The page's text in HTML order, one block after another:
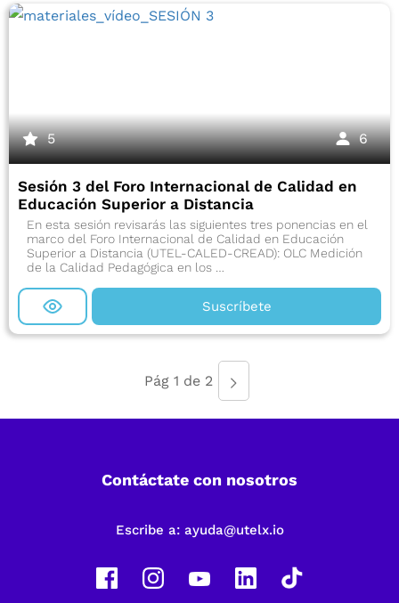
5 6
Sesión 3 del Foro Internacional de Calidad en
Educación Superior a Distancia
En esta sesión revisarás las siguientes tres ponencias en el
marco del Foro Internacional de Calidad en Educación
Superior a Distancia (UTEL-CALED-CREAD): OLC Medición
de la Calidad Pedagógica en los …
Suscríbete
Pág 1 de 2
Contáctate con nosotros
Escribe a: ayuda@utelx.io